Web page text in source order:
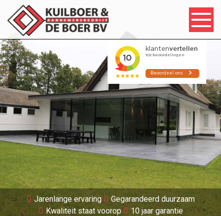
Jarenlange ervaring
Gegarandeerd duurzaam
Kwaliteit staat voorop
10 jaar garantie